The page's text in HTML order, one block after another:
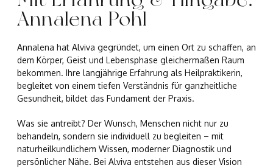
Annalena Pohl
Annalena hat Alviva gegründet, um einen Ort zu schaffen, an
dem Körper, Geist und Lebensphase gleichermaßen Raum
bekommen. Ihre langjährige Erfahrung als Heilpraktikerin,
begleitet von einem tiefen Verständnis für ganzheitliche
Gesundheit, bildet das Fundament der Praxis.
Was sie antreibt? Der Wunsch, Menschen nicht nur zu
behandeln, sondern sie individuell zu begleiten – mit
naturheilkundlichem Wissen, moderner Diagnostik und
persönlicher Nähe. Bei Alviva entstehen aus dieser Vision